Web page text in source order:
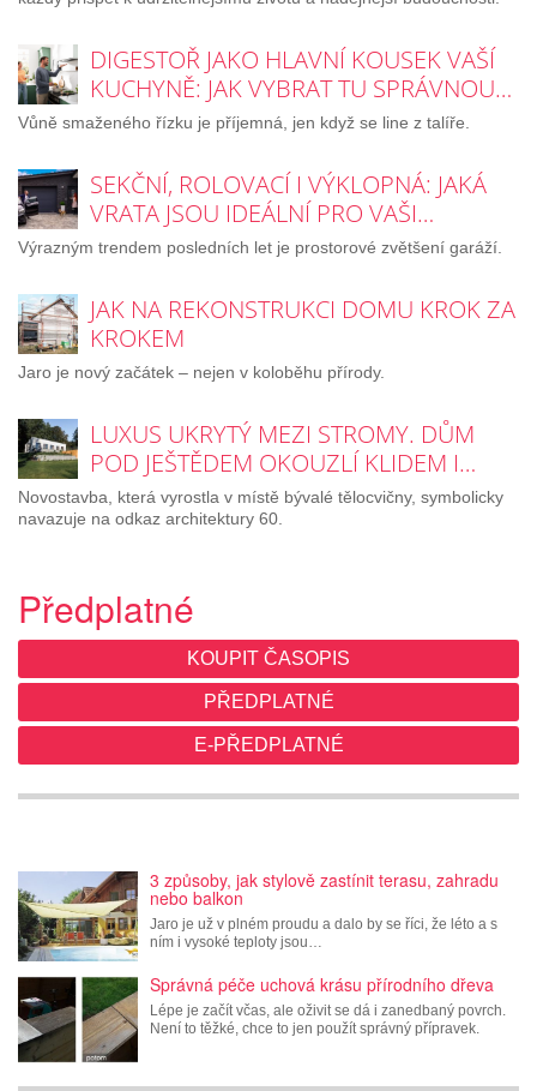
DIGESTOŘ JAKO HLAVNÍ KOUSEK VAŠÍ
KUCHYNĚ: JAK VYBRAT TU SPRÁVNOU…
Vůně smaženého řízku je příjemná, jen když se line z talíře.
SEKČNÍ, ROLOVACÍ I VÝKLOPNÁ: JAKÁ
VRATA JSOU IDEÁLNÍ PRO VAŠI…
Výrazným trendem posledních let je prostorové zvětšení garáží.
JAK NA REKONSTRUKCI DOMU KROK ZA
KROKEM
Jaro je nový začátek – nejen v koloběhu přírody.
LUXUS UKRYTÝ MEZI STROMY. DŮM
POD JEŠTĚDEM OKOUZLÍ KLIDEM I…
Novostavba, která vyrostla v místě bývalé tělocvičny, symbolicky
navazuje na odkaz architektury 60.
Předplatné
KOUPIT ČASOPIS
PŘEDPLATNÉ
E-PŘEDPLATNÉ
3 způsoby, jak stylově zastínit terasu, zahradu
nebo balkon
Jaro je už v plném proudu a dalo by se říci, že léto a s
ním i vysoké teploty jsou…
Správná péče uchová krásu přírodního dřeva
Lépe je začít včas, ale oživit se dá i zanedbaný povrch.
Není to těžké, chce to jen použít správný přípravek.